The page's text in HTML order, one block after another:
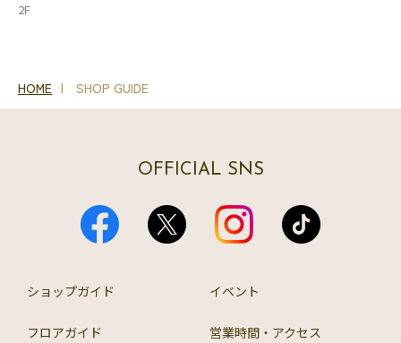
2F
HOME SHOP GUIDE
OFFICIAL SNS
ショップガイド イベント
フロアガイド 営業時間・アクセス